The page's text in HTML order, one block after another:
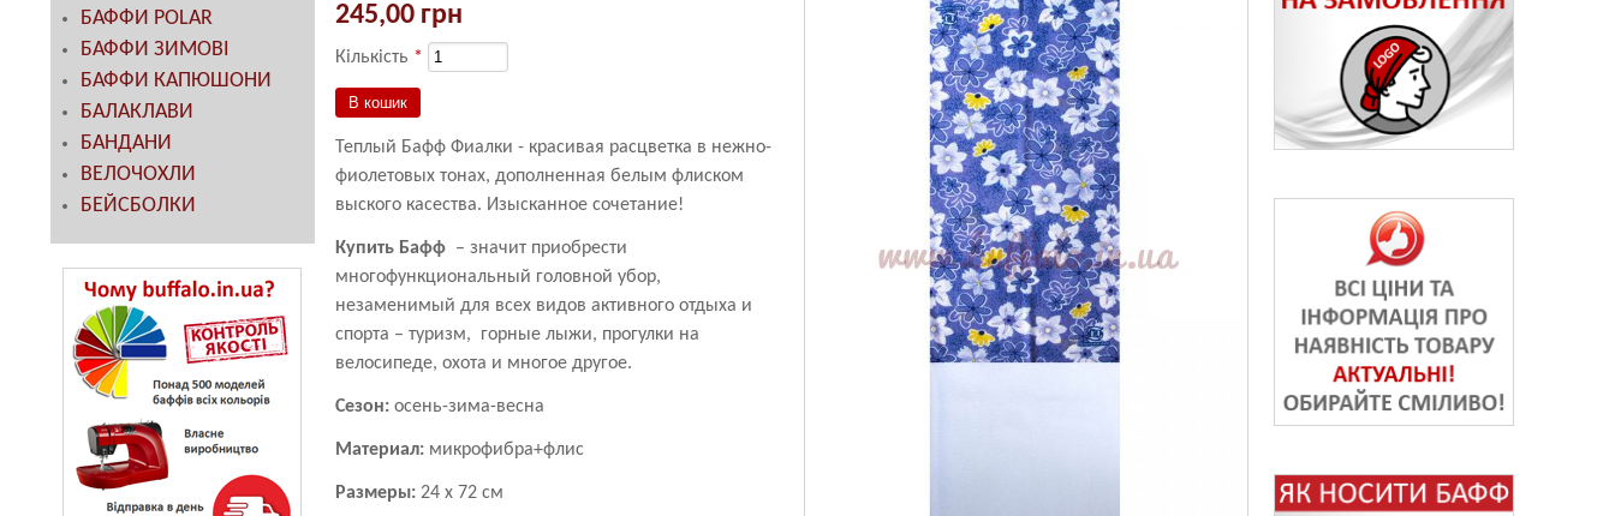
245,00 грн
Кількість *
Теплый Бафф Фиалки - красивая расцветка в нежно-
фиолетовых тонах, дополненная белым флиском
выского касества. Изысканное сочетание!
Купить Бафф– значит приобрести
многофункциональный головной убор,
незаменимый для всех видов активного отдыха и
спорта – туризм, горные лыжи, прогулки на
велосипеде, охота и многое другое.
Сезон:осень-зима-весна
Материал:микрофибра+флис
Размеры:24 х 72 см
БАФФИ POLAR
БАФФИ ЗИМОВІ
БАФФИ КАПЮШОНИ
БАЛАКЛАВИ
БАНДАНИ
ВЕЛОЧОХЛИ
БЕЙСБОЛКИ